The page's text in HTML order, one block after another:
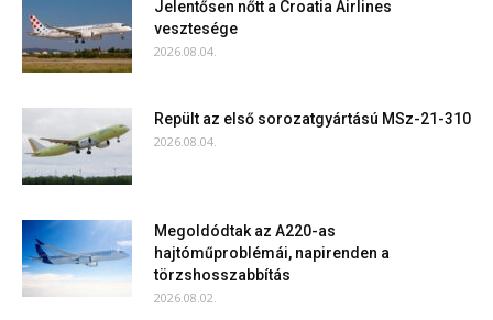
Jelentősen nőtt a Croatia Airlines
vesztesége
2026.08.04.
Repült az első sorozatgyártású MSz-21-310
2026.08.04.
Megoldódtak az A220-as
hajtóműproblémái, napirenden a
törzshosszabbítás
2026.08.02.